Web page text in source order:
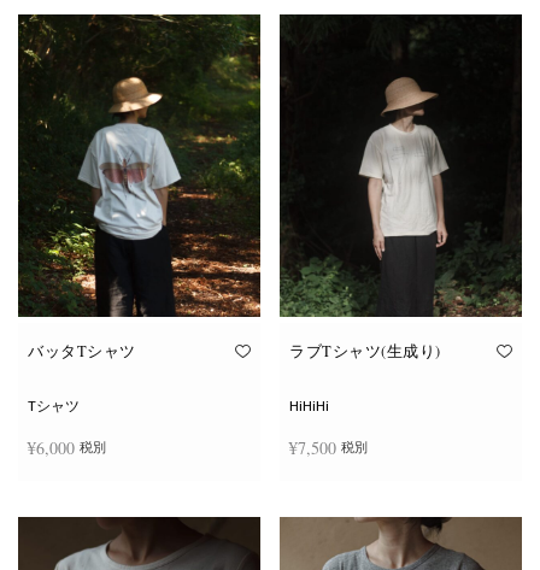
の
商
品
に
は
複
数
の
バ
リ
エ
ー
シ
ョ
ま
ジ
ら
の
商
品
は
複
数
の
バ
エ
ョ
ま
オ
ジ
ら
バッタTシャツ
Tシャツ
¥6,000 税別
の
品
ラブTシャツ(生成り)
HiHiHi
¥7,500 税別
の
商
品